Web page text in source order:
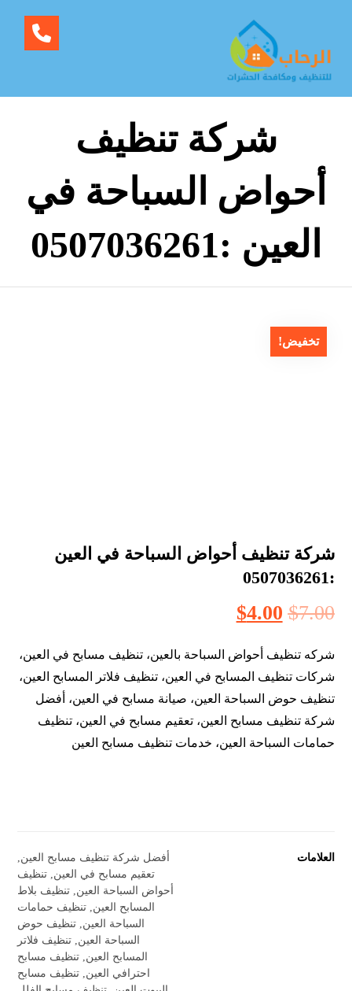
شركة تنظيف
أحواض السباحة في
العين :0507036261
تخفيض!
شركة تنظيف أحواض السباحة في العين
:0507036261
$7.00
$4.00
شركه تنظيف أحواض السباحة بالعين، تنظيف مسابح في العين،
شركات تنظيف المسابح في العين، تنظيف فلاتر المسابح العين،
تنظيف حوض السباحة العين، صيانة مسابح في العين، أفضل
شركة تنظيف مسابح العين، تعقيم مسابح في العين، تنظيف
حمامات السباحة العين، خدمات تنظيف مسابح العين
العلامات أفضل شركة تنظيف مسابح العين
تعقيم مسابح في العين تنظيف
أحواض السباحة العين تنظيف بلاط
المسابح العين تنظيف حمامات
السباحة العين تنظيف حوض
السباحة العين تنظيف فلاتر
المسابح العين تنظيف مسابح
احترافي العين تنظيف مسابح